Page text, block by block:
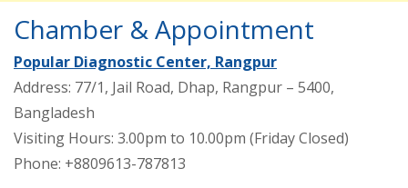
Chamber & Appointment
Popular Diagnostic Center, Rangpur
Address: 77/1, Jail Road, Dhap, Rangpur – 5400,
Bangladesh
Visiting Hours: 3.00pm to 10.00pm (Friday Closed)
Phone: +8809613-787813